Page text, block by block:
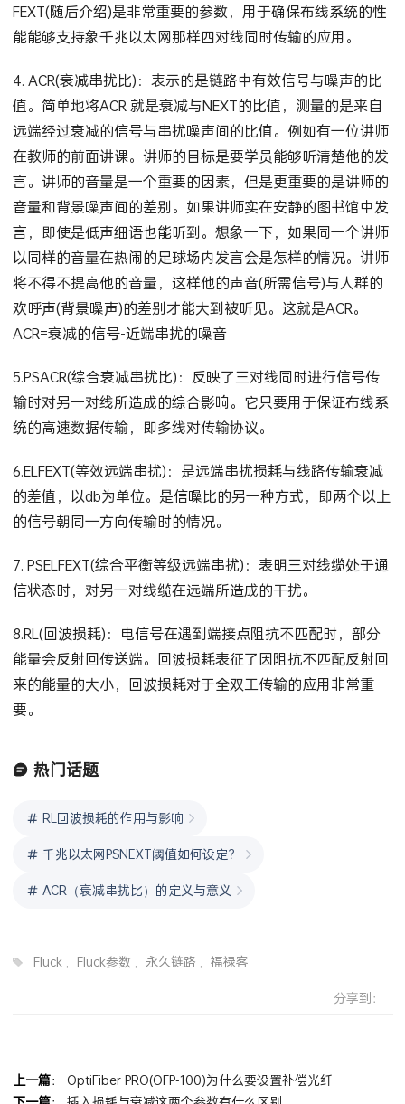
FEXT(随后介绍)是非常重要的参数，用于确保布线系统的性
能能够支持象千兆以太网那样四对线同时传输的应用。
4. ACR(衰减串扰比)：表示的是链路中有效信号与噪声的比
值。简单地将ACR 就是衰减与NEXT的比值，测量的是来自
远端经过衰减的信号与串扰噪声间的比值。例如有一位讲师
在教师的前面讲课。讲师的目标是要学员能够听清楚他的发
言。讲师的音量是一个重要的因素，但是更重要的是讲师的
音量和背景噪声间的差别。如果讲师实在安静的图书馆中发
言，即使是低声细语也能听到。想象一下，如果同一个讲师
以同样的音量在热闹的足球场内发言会是怎样的情况。讲师
将不得不提高他的音量，这样他的声音(所需信号)与人群的
欢呼声(背景噪声)的差别才能大到被听见。这就是ACR。
ACR=衰减的信号-近端串扰的噪音
5.PSACR(综合衰减串扰比)：反映了三对线同时进行信号传
输时对另一对线所造成的综合影响。它只要用于保证布线系
统的高速数据传输，即多线对传输协议。
6.ELFEXT(等效远端串扰)：是远端串扰损耗与线路传输衰减
的差值，以db为单位。是信噪比的另一种方式，即两个以上
的信号朝同一方向传输时的情况。
7. PSELFEXT(综合平衡等级远端串扰)：表明三对线缆处于通
信状态时，对另一对线缆在远端所造成的干扰。
8.RL(回波损耗)：电信号在遇到端接点阻抗不匹配时，部分
能量会反射回传送端。回波损耗表征了因阻抗不匹配反射回
来的能量的大小，回波损耗对于全双工传输的应用非常重
要。
热门话题
RL回波损耗的作用与影响
千兆以太网PSNEXT阈值如何设定？
ACR（衰减串扰比）的定义与意义
Fluck, Fluck参数 , 永久链路 , 福禄客
分享到：
上一篇： OptiFiber PRO(OFP-100)为什么要设置补偿光纤